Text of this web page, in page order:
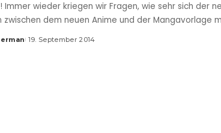
Immer wieder kriegen wir Fragen, wie sehr sich der
zwischen dem neuen Anime und der Mangavorlage
19. September 2014